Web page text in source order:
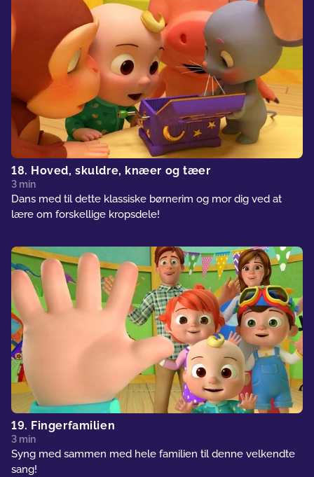
18. Hoved, skuldre, knæer og tæer
3 min
Dans med til dette klassiske børnerim og mor dig ved at
lære om forskellige kropsdele!
19. Fingerfamilien
3 min
Syng med sammen med hele familien til denne velkendte
sang!